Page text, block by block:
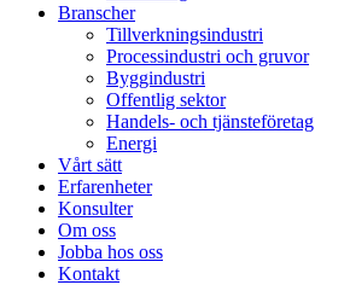
Branscher
Tillverkningsindustri
Processindustri och gruvor
Byggindustri
Offentlig sektor
Handels- och tjänsteföretag
Energi
Vårt sätt
Erfarenheter
Konsulter
Om oss
Jobba hos oss
Kontakt